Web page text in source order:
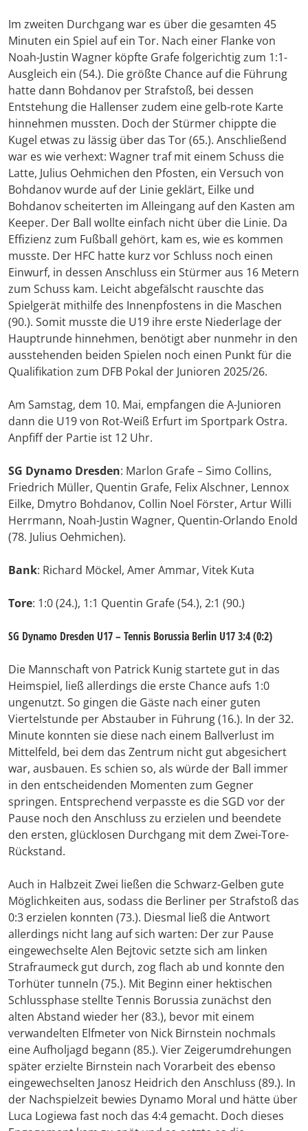
Im zweiten Durchgang war es über die gesamten 45
Minuten ein Spiel auf ein Tor. Nach einer Flanke von
Noah-Justin Wagner köpfte Grafe folgerichtig zum 1:1-
Ausgleich ein (54.). Die größte Chance auf die Führung
hatte dann Bohdanov per Strafstoß, bei dessen
Entstehung die Hallenser zudem eine gelb-rote Karte
hinnehmen mussten. Doch der Stürmer chippte die
Kugel etwas zu lässig über das Tor (65.). Anschließend
war es wie verhext: Wagner traf mit einem Schuss die
Latte, Julius Oehmichen den Pfosten, ein Versuch von
Bohdanov wurde auf der Linie geklärt, Eilke und
Bohdanov scheiterten im Alleingang auf den Kasten am
Keeper. Der Ball wollte einfach nicht über die Linie. Da
Effizienz zum Fußball gehört, kam es, wie es kommen
musste. Der HFC hatte kurz vor Schluss noch einen
Einwurf, in dessen Anschluss ein Stürmer aus 16 Metern
zum Schuss kam. Leicht abgefälscht rauschte das
Spielgerät mithilfe des Innenpfostens in die Maschen
(90.). Somit musste die U19 ihre erste Niederlage der
Hauptrunde hinnehmen, benötigt aber nunmehr in den
ausstehenden beiden Spielen noch einen Punkt für die
Qualifikation zum DFB Pokal der Junioren 2025/26.
Am Samstag, dem 10. Mai, empfangen die A-Junioren
dann die U19 von Rot-Weiß Erfurt im Sportpark Ostra.
Anpfiff der Partie ist 12 Uhr.
SG Dynamo Dresden: Marlon Grafe – Simo Collins,
Friedrich Müller, Quentin Grafe, Felix Alschner, Lennox
Eilke, Dmytro Bohdanov, Collin Noel Förster, Artur Willi
Herrmann, Noah-Justin Wagner, Quentin-Orlando Enold
(78. Julius Oehmichen).
Bank: Richard Möckel, Amer Ammar, Vitek Kuta
Tore: 1:0 (24.), 1:1 Quentin Grafe (54.), 2:1 (90.)
SG Dynamo Dresden U17 – Tennis Borussia Berlin U17 3:4 (0:2)
Die Mannschaft von Patrick Kunig startete gut in das
Heimspiel, ließ allerdings die erste Chance aufs 1:0
ungenutzt. So gingen die Gäste nach einer guten
Viertelstunde per Abstauber in Führung (16.). In der 32.
Minute konnten sie diese nach einem Ballverlust im
Mittelfeld, bei dem das Zentrum nicht gut abgesichert
war, ausbauen. Es schien so, als würde der Ball immer
in den entscheidenden Momenten zum Gegner
springen. Entsprechend verpasste es die SGD vor der
Pause noch den Anschluss zu erzielen und beendete
den ersten, glücklosen Durchgang mit dem Zwei-Tore-
Rückstand.
Auch in Halbzeit Zwei ließen die Schwarz-Gelben gute
Möglichkeiten aus, sodass die Berliner per Strafstoß das
0:3 erzielen konnten (73.). Diesmal ließ die Antwort
allerdings nicht lang auf sich warten: Der zur Pause
eingewechselte Alen Bejtovic setzte sich am linken
Strafraumeck gut durch, zog flach ab und konnte den
Torhüter tunneln (75.). Mit Beginn einer hektischen
Schlussphase stellte Tennis Borussia zunächst den
alten Abstand wieder her (83.), bevor mit einem
verwandelten Elfmeter von Nick Birnstein nochmals
eine Aufholjagd begann (85.). Vier Zeigerumdrehungen
später erzielte Birnstein nach Vorarbeit des ebenso
eingewechselten Janosz Heidrich den Anschluss (89.). In
der Nachspielzeit bewies Dynamo Moral und hätte über
Luca Logiewa fast noch das 4:4 gemacht. Doch dieses